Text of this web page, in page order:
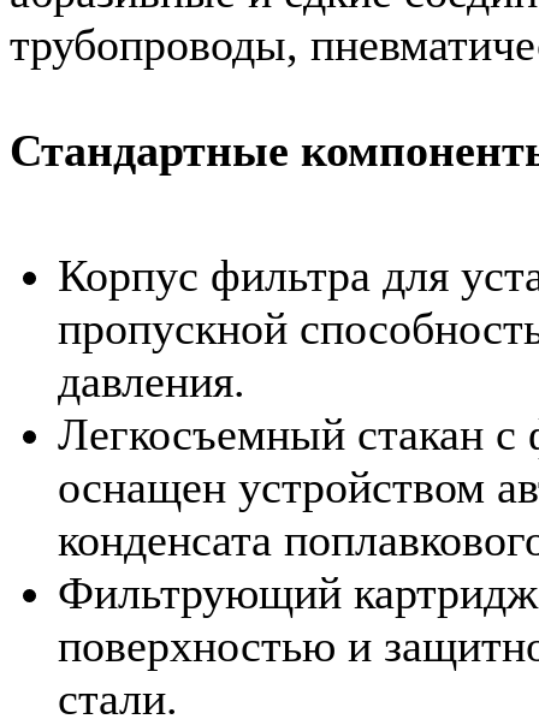
трубопроводы,
Стандартные
Корпус фильтра для
пропускной
давления.
Легкосъемный стакан
оснащен устройством
конденсата
Фильтрующий
поверхностью и
стали.